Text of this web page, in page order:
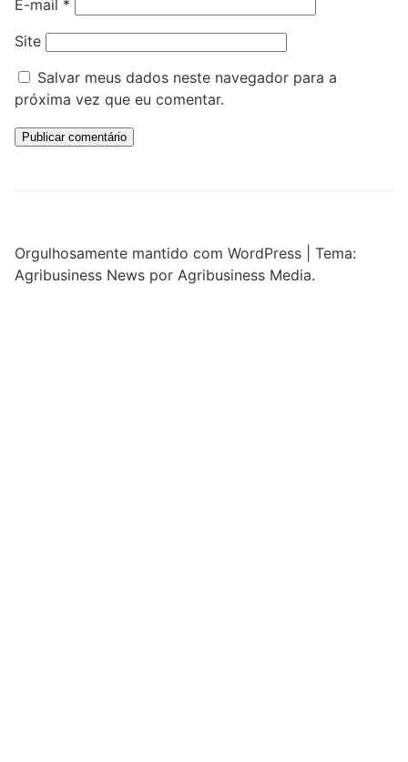
E-mail *
Site
Salvar meus dados neste navegador para a
próxima vez que eu comentar.
Orgulhosamente mantido com WordPress
Tema:
Agribusiness News por Agribusiness Media.